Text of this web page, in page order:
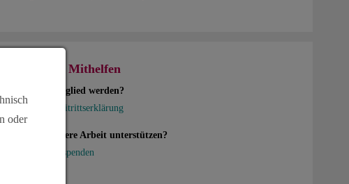
Mitmachen - Mithelfen
Sie möchten Mitglied werden?
Hier gehts zur Beitrittserklärung
Sie möchten unsere Arbeit unterstützen?
Hier können Sie spenden
oder